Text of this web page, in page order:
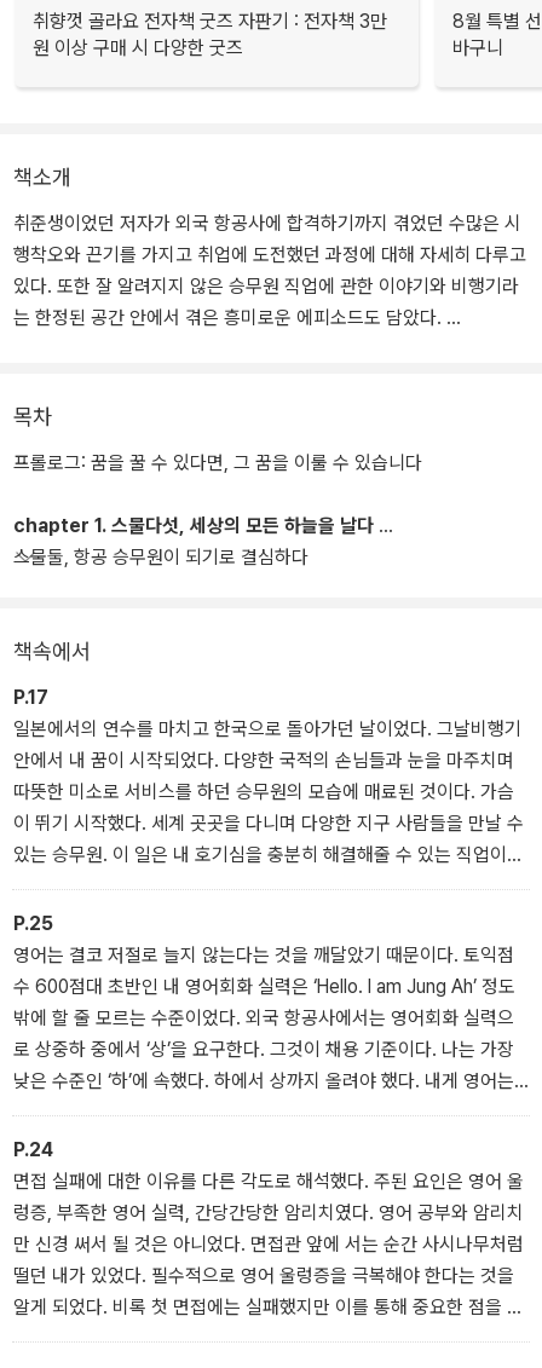
취향껏 골라요 전자책 굿즈 자판기 : 전자책 3만
원 이상 구매 시 다양한 굿즈
8월 특별
바구니
책소개
취준생이었던 저자가 외국 항공사에 합격하기까지 겪었던 수많은 시
행착오와 끈기를 가지고 취업에 도전했던 과정에 대해 자세히 다루고
있다. 또한 잘 알려지지 않은 승무원 직업에 관한 이야기와 비행기라
는 한정된 공간 안에서 겪은 흥미로운 에피소드도 담았다.
어회화 강사가 될 수 있었던 영어 공부법과 승무원 면접에 통과할 수
만 아니라 해외 항공사 승무원을 꿈꾸는 지원자, 해외 취업을 희망하
목차
프롤로그: 꿈을 꿀 수 있다면, 그 꿈을 이룰 수 있습니다
chapter 1. 스물다섯, 세상의 모든 하늘을 날다
스물둘, 항공 승무원이 되기로 결심하다
책속에서
P.17
일본에서의 연수를 마치고 한국으로 돌아가던 날이었다. 그날비행기
안에서 내 꿈이 시작되었다. 다양한 국적의 손님들과 눈을 마주치며
따뜻한 미소로 서비스를 하던 승무원의 모습에 매료된 것이다. 가슴
이 뛰기 시작했다. 세계 곳곳을 다니며 다양한 지구 사람들을 만날 수
있는 승무원. 이 일은 내 호기심을 충분히 해결해줄 수 있는 직업이라
는 것을 직감했다. 그리고 나는 항공사 승무원이 되기로 마음먹었다.
P.25
영어는 결코 저절로 늘지 않는다는 것을 깨달았기 때문이다. 토익점
수 600점대 초반인 내 영어회화 실력은 ‘Hello. I am Jung Ah’ 정도
밖에 할 줄 모르는 수준이었다. 외국 항공사에서는 영어회화 실력으
로 상중하 중에서 ‘상’을 요구한다. 그것이 채용 기준이다. 나는 가장
낮은 수준인 ‘하’에 속했다. 하에서 상까지 올려야 했다. 내게 영어는
4가지 장벽 중에서도 가장 큰 장벽이었다.
P.24
면접 실패에 대한 이유를 다른 각도로 해석했다. 주된 요인은 영어 울
렁증, 부족한 영어 실력, 간당간당한 암리치였다. 영어 공부와 암리치
만 신경 써서 될 것은 아니었다. 면접관 앞에 서는 순간 사시나무처럼
떨던 내가 있었다. 필수적으로 영어 울렁증을 극복해야 한다는 것을
알게 되었다. 비록 첫 면접에는 실패했지만 이를 통해 중요한 점을 배
웠다. 앞으로 몇 번이나 더 전쟁을 치르게 될지 모르지만, 그 시간만큼